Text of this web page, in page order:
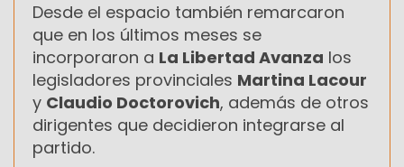
Desde el espacio también remarcaron
que en los últimos meses se
incorporaron a La Libertad Avanza los
legisladores provinciales Martina Lacour
y Claudio Doctorovich, además de otros
dirigentes que decidieron integrarse al
partido.